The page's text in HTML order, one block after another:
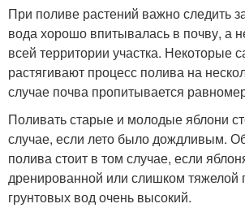
При поливе растений важно следить
вода хорошо впитывалась в почву, а
всей территории участка. Некоторые
растягивают процесс полива на
случае почва пропитывается
Поливать старые и молодые яблони
случае, если лето было дождливым.
полива стоит в том случае, если
дренированной или слишком тяжелой
грунтовых вод очень высокий.